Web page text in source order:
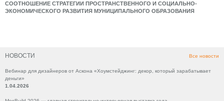
НОВОСТИ Все новости
Вебинар для дизайнеров от Аскона «Хоумстейджинг: декор, который зарабатывает
деньги»
1.04.2026
СООТНОШЕНИЕ СТРАТЕГИИ ПРОСТРАНСТВЕННОГО И СОЦИАЛЬНО-
ЭКОНОМИЧЕСКОГО РАЗВИТИЯ МУНИЦИПАЛЬНОГО ОБРАЗОВАНИЯ